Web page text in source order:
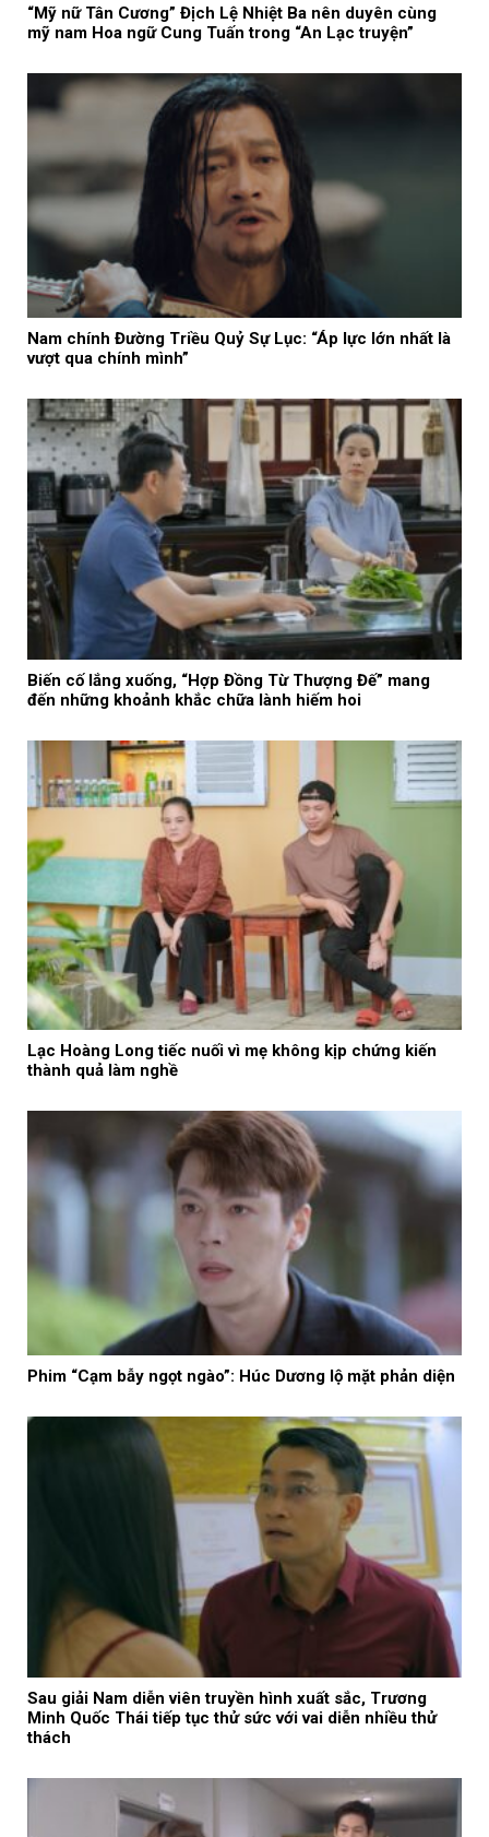
“Mỹ nữ Tân Cương” Địch Lệ Nhiệt Ba nên duyên cùng
mỹ nam Hoa ngữ Cung Tuấn trong “An Lạc truyện”
Nam chính Đường Triều Quỷ Sự Lục: “Áp lực lớn nhất là
vượt qua chính mình”
Biến cố lắng xuống, “Hợp Đồng Từ Thượng Đế” mang
đến những khoảnh khắc chữa lành hiếm hoi
Lạc Hoàng Long tiếc nuối vì mẹ không kịp chứng kiến
thành quả làm nghề
Phim “Cạm bẫy ngọt ngào”: Húc Dương lộ mặt phản diện
Sau giải Nam diễn viên truyền hình xuất sắc, Trương
Minh Quốc Thái tiếp tục thử sức với vai diễn nhiều thử
thách